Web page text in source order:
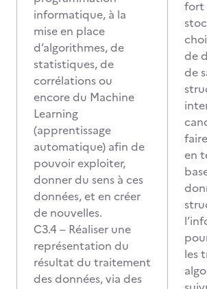
informatique, à la
mise en place
d’algorithmes, de
statistiques, de
corrélations ou
encore du Machine
Learning
(apprentissage
automatique) afin de
pouvoir exploiter,
donner du sens à ces
données, et en créer
de nouvelles.
C3.4 – Réaliser une
représentation du
résultat du traitement
des données, via des
fort
de
de
en
les